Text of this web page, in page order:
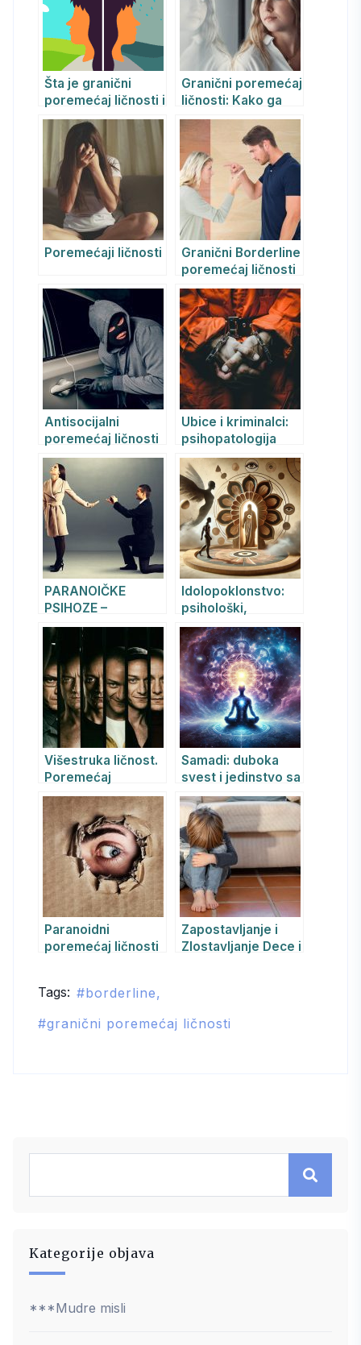
Šta je granični
poremećaj ličnosti i
kako ga prepoznati
(GPL)
Granični poremećaj
ličnosti: Kako ga
prepoznati i lečiti
Poremećaji ličnosti
Granični Borderline
poremećaj ličnosti
Antisocijalni
poremećaj ličnosti
Ubice i kriminalci:
psihopatologija
ličnosti i geneza zla
PARANOIČKE
PSIHOZE –
STRASNE
(PASIONIRANE)
SUMANUTOSTI
Idolopoklonstvo:
psihološki,
psihijatrijski i
Jungijanski pogled
Višestruka ličnost.
Poremećaj
višestruke ličnosti
Samadi: duboka
svest i jedinstvo sa
postojanjem –
primena u
psihijatriji i REBT
terapiji
Paranoidni
poremećaj ličnosti
Zapostavljanje i
Zlostavljanje Dece i
Tags:
borderline
granični poremećaj ličnosti
Kategorije objava
***Mudre misli